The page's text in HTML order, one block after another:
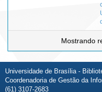
Mostrando
Universidade de Brasília -
Coordenadoria de Gestão da
(61) 3107-2683